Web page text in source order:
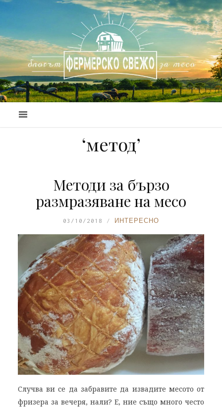
‘метод’
Методи за бързо
размразяване на месо
03/10/2018 ИНТЕРЕСНО
Случва ви се да забравите да извадите месото от
фризера за вечеря, нали? Е, ние също много често